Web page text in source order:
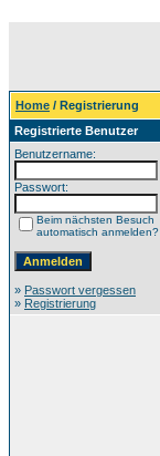
Home / Registrierung
Registrierte Benutzer
Benutzername:
Passwort:
Beim nächsten Besuch
automatisch anmelden?
» Passwort vergessen
» Registrierung